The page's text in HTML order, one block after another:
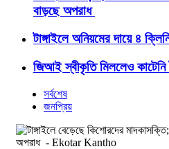
বাড়ছে অপরাধ
টাঙ্গাইলে অনিয়মের দায়ে ৪
জিআই স্বীকৃতি মিললেও কাটেনি
সর্বশেষ
জনপ্রিয়